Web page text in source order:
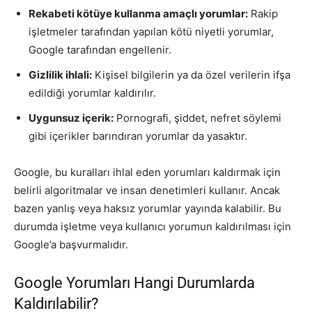
Rekabeti kötüye kullanma amaçlı yorumlar: Rakip
işletmeler tarafından yapılan kötü niyetli yorumlar,
Google tarafından engellenir.
Gizlilik ihlali: Kişisel bilgilerin ya da özel verilerin ifşa
edildiği yorumlar kaldırılır.
Uygunsuz içerik: Pornografi, şiddet, nefret söylemi
gibi içerikler barındıran yorumlar da yasaktır.
Google, bu kuralları ihlal eden yorumları kaldırmak için
belirli algoritmalar ve insan denetimleri kullanır. Ancak
bazen yanlış veya haksız yorumlar yayında kalabilir. Bu
durumda işletme veya kullanıcı yorumun kaldırılması için
Google’a başvurmalıdır.
Google Yorumları Hangi Durumlarda
Kaldırılabilir?